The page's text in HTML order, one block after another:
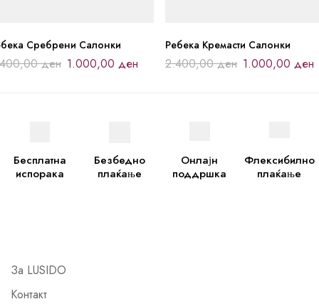
Сребрени Салонки
ден 1.000,00 ден
Ребека Кремасти Салонки
2.400,00ден 1.000,00 ден
Бесплатна
испорака
Безбедно
плаќање
Онлајн
поддршка
Флексибилно
плаќање
За LUSIDO
Контакт